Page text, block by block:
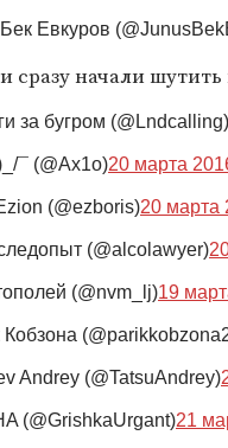
Евкуров
сразу начали
за бугром (@Lndcalling)
¯ (@Ax1o)20 марта
(@ezboris)20 марта
(@alcolawyer)
(@nvm_lj)19
Andrey (@TatsuAndrey)
(@GrishkaUrgant)21